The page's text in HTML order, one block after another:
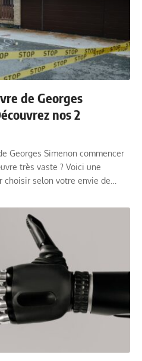
de Georges
nos 2
Georges Simenon commencer
très vaste ? Voici une
selon votre envie de…